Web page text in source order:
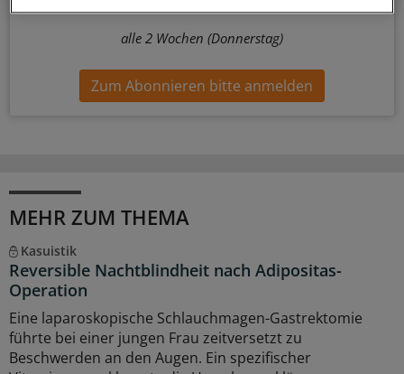
alle 2 Wochen (Donnerstag)
Zum Abonnieren bitte anmelden
MEHR ZUM THEMA
Kasuistik
Reversible Nachtblindheit nach Adipositas-
Operation
Eine laparoskopische Schlauchmagen-Gastrektomie
führte bei einer jungen Frau zeitversetzt zu
Beschwerden an den Augen. Ein spezifischer